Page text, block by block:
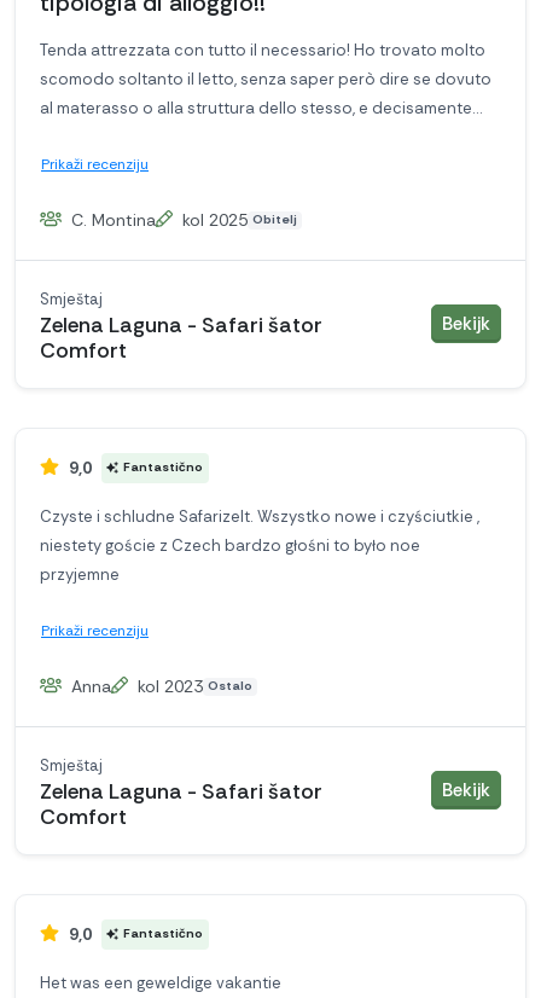
Tenda attrezzata con tutto il necessario! Ho trovato molto
scomodo soltanto il letto, senza saper però dire se dovuto
al materasso o alla struttura dello stesso, e decisamente
Campeggio bello senza essere troppo caotico. Pulizie
costante di capelli nei lavandini, non dovuto sicuramente
Prikaži recenziju
C. Montina kol 2025 Obitelj
Zelena Laguna - Safari šator
Comfort
Smještaj
Bekijk
9,0 Fantastično
Czyste i schludne Safarizelt. Wszystko nowe i czyściutkie ,
niestety goście z Czech bardzo głośni to było noe
przyjemne
Prikaži recenziju
Anna kol 2023 Ostalo
Zelena Laguna - Safari šator
Comfort
Smještaj
Bekijk
9,0 Fantastično
Het was een geweldige vakantie